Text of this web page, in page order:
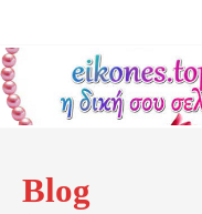
content
Blog